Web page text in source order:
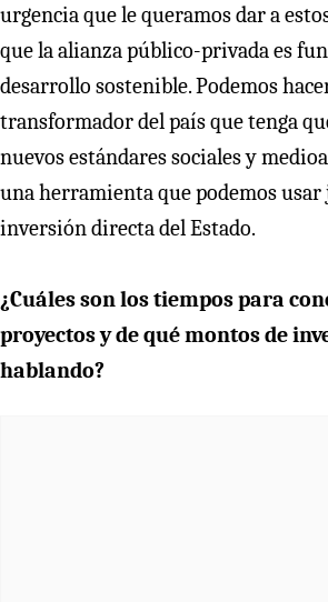
urgencia que le queramos dar a
que la alianza público-privada es
desarrollo sostenible. Podemos
transformador del país que tenga
nuevos estándares sociales y
una herramienta que podemos
inversión directa del Estado.
¿Cuáles son los tiempos para
proyectos y de qué montos de
hablando?